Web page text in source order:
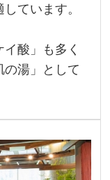
ています。
酸」も多く
湯」として